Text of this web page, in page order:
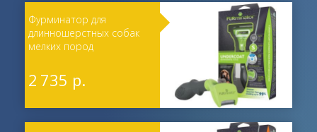
Фурминатор для
длинношерстных собак
мелких пород
2 735 р.